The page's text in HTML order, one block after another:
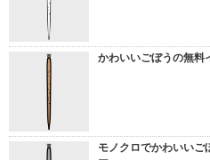
かわいいごぼうの無料
モノクロでかわいいご